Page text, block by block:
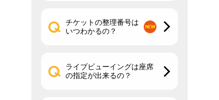
チケットの整理番号は
いつわかるの？
ライブビューイングは座席
の指定が出来るの？